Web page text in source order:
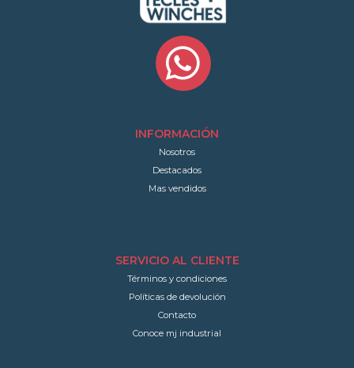
INFORMACIÓN
Nosotros
Destacados
Mas vendidos
SERVICIO AL CLIENTE
Términos y condiciones
Políticas de devolución
Contacto
Conoce mj industrial